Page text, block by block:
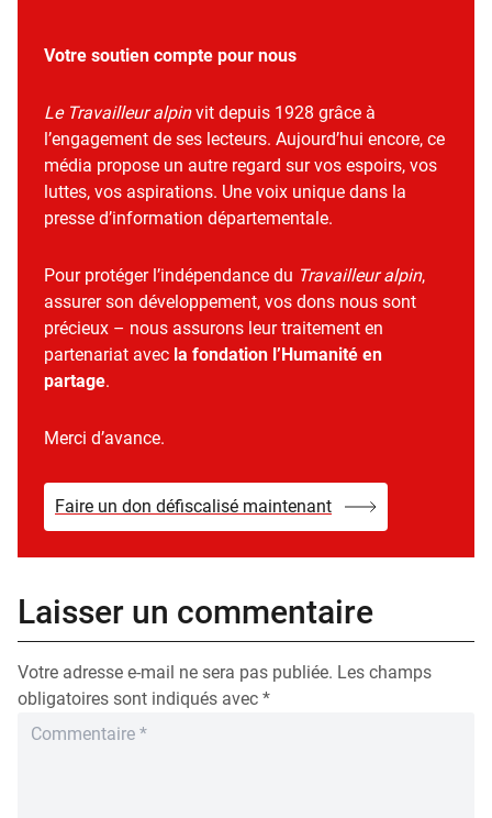
Votre soutien compte pour nous
Le Travailleur alpinvit depuis 1928 grâce à
l’engagement de ses lecteurs. Aujourd’hui encore, ce
média propose un autre regard sur vos espoirs, vos
luttes, vos aspirations. Une voix unique dans la
presse d’information départementale.
Pour protéger l’indépendance du Travailleur alpin,
assurer son développement, vos dons nous sont
précieux – nous assurons leur traitement en
partenariat avec la fondation l’Humanité en
partage.
Merci d’avance.
Faire un don défiscalisé maintenant
Laisser un commentaire
Votre adresse e-mail ne sera pas publiée. Les champs
obligatoires sont indiqués avec *